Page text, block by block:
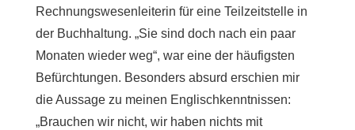
Rechnungswesenleiterin für eine Teilzeitstelle in
der Buchhaltung. „Sie sind doch nach ein paar
Monaten wieder weg“, war eine der häufigsten
Befürchtungen. Besonders absurd erschien mir
die Aussage zu meinen Englischkenntnissen:
„Brauchen wir nicht, wir haben nichts mit